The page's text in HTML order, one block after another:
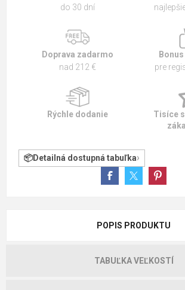
do 30 dní
Doprava zadarmo
nad 212 €
pre
Rýchle dodanie
Tisíce
Detailná dostupná tabuľka
POPIS PRODUKTU
TABUĽKA VEĽKOSTÍ